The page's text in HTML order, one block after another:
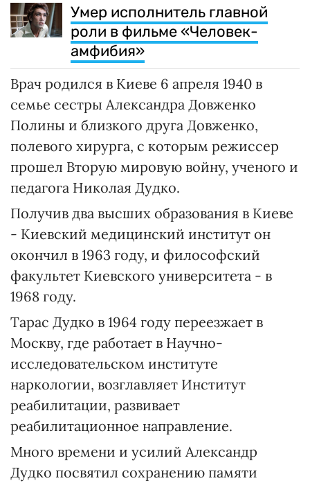
Умер исполнитель главной
роли в фильме «Человек-
амфибия»
Врач родился в Киеве 6 апреля 1940 в
семье сестры Александра Довженко
Полины и близкого друга Довженко,
полевого хирурга, с которым режиссер
прошел Вторую мировую войну, ученого и
педагога Николая Дудко.
Получив два высших образования в Киеве
- Киевский медицинский институт он
окончил в 1963 году, и философский
факультет Киевского университета - в
1968 году.
Тарас Дудко в 1964 году переезжает в
Москву, где работает в Научно-
исследовательском институте
наркологии, возглавляет Институт
реабилитации, развивает
реабилитационное направление.
Много времени и усилий Александр
Дудко посвятил сохранению памяти